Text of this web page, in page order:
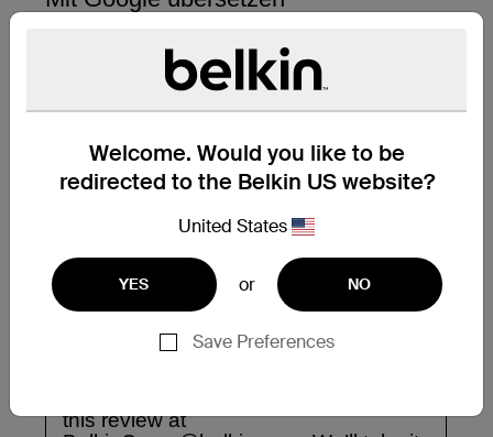
Welcome. Would you like to be
redirected to the Belkin US website?
United States
YES or NO
Save Preferences